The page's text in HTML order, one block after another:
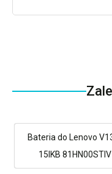
Bateria do Lenovo
15IKB 81HN00STIV